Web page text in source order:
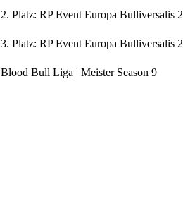
2. Platz: RP Event Europa Bulliversalis 2
3. Platz: RP Event Europa Bulliversalis 2
Blood Bull Liga | Meister Season 9